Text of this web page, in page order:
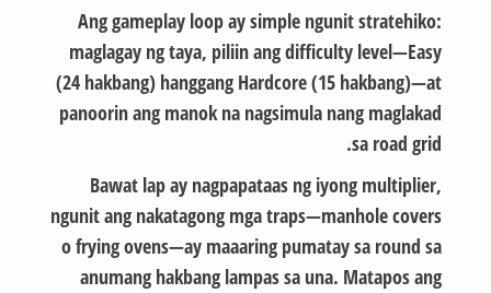
Ang gameplay loop ay simple ngunit stratehiko:
maglagay ng taya, piliin ang difficulty level—Easy
(24 hakbang) hanggang Hardcore (15 hakbang)—at
panoorin ang manok na nagsimula nang maglakad
sa road grid.
Bawat lap ay nagpapataas ng iyong multiplier,
ngunit ang nakatagong mga traps—manhole covers
o frying ovens—ay maaaring pumatay sa round sa
anumang hakbang lampas sa una. Matapos ang